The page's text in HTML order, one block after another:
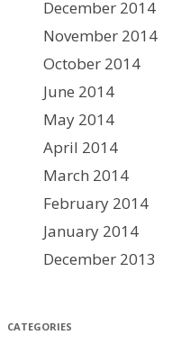
December 2014
November 2014
October 2014
June 2014
May 2014
April 2014
March 2014
February 2014
January 2014
December 2013
CATEGORIES